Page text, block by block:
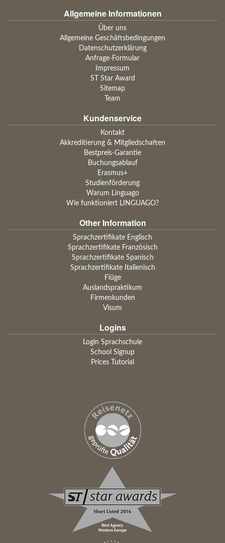
Allgemeine Informationen
Über uns
Allgemeine Geschäftsbedingungen
Datenschutzerklärung
Anfrage-Formular
Impressum
ST Star Award
Sitemap
Team
Kundenservice
Kontakt
Akkreditierung & Mitgliedschaften
Bestpreis-Garantie
Buchungsablauf
Erasmus+
Studienförderung
Warum Linguago
Wie funktioniert LINGUAGO?
Other Information
Sprachzertifikate Englisch
Sprachzertifikate Französisch
Sprachzertifikate Spanisch
Sprachzertifikate Italienisch
Flüge
Auslandspraktikum
Firmenkunden
Visum
Logins
Login Sprachschule
School Signup
Prices Tutorial